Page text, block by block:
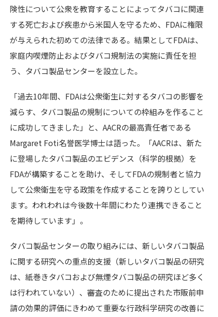
険性について公衆を教育することによってタバコに関連
する死亡および疾患から米国人を守るため、FDAに権限
が与えられた初めての法律である。結果としてFDAは、
家庭内喫煙防止およびタバコ規制法の実施に責任を担
う、タバコ製品センターを設立した。
「過去10年間、FDAは公衆衛生に対するタバコの影響を
減らす、タバコ製品の規制についての枠組みを作ること
に成功してきました」と、AACRの最高責任者である
Margaret Foti名誉医学博士は語った。「AACRは、新た
に登場したタバコ製品のエビデンス（科学的根拠）を
FDAが構築することを助け、そしてFDAの規制者と協力
して公衆衛生を守る政策を作成することを誇りとしてい
ます。われわれは今後数十年間にわたり連携できること
を期待しています」。
タバコ製品センターの取り組みには、新しいタバコ製品
に関する研究への重点的支援（新しいタバコ製品の研究
は、紙巻きタバコおよび無煙タバコ製品の研究ほど多く
は行われていない）、審査のために提出された市販前申
請の効果的評価にきわめて重要な行政科学研究の改善に